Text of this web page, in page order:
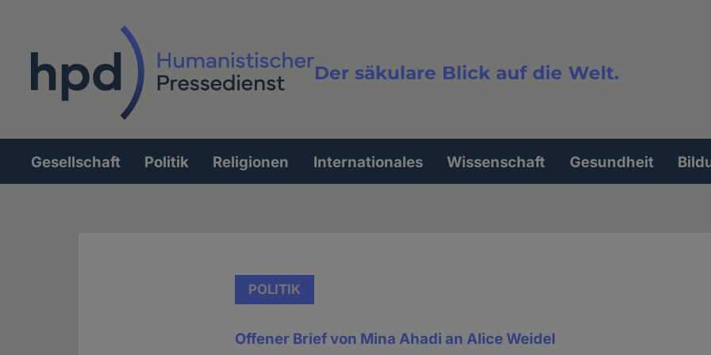
Der säkulare Blick auf die Welt.
Volltextsuche
Hauptnavigation
Gesellschaft Politik Religionen Internationales Wissenschaft Gesundheit
POLITIK
Offener Brief von Mina Ahadi an Alice Weidel